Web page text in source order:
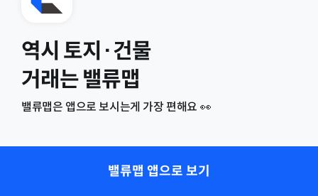
역시 토지·건물
거래는 밸류맵
밸류맵은 앱으로 보시는게 가장 편해요 👀
밸류맵 앱으로 보기